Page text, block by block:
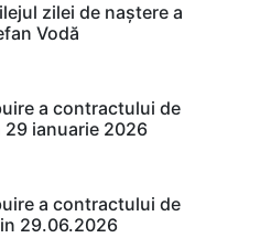
zilei de naștere a
Vodă
a contractului de
ianuarie 2026
a contractului de
29.06.2026